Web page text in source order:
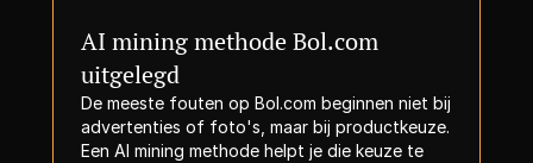
AI mining methode Bol.com
uitgelegd
De meeste fouten op Bol.com beginnen niet bij
advertenties of foto's, maar bij productkeuze.
Een AI mining methode helpt je die keuze te